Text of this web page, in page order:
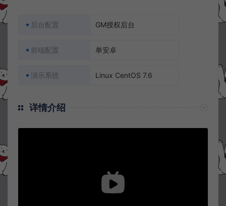
后台配置 GM授权后台
前端配置 单安卓
演示系统 Linux CentOS 7.6
详情介绍